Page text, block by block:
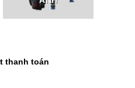
thanh toán